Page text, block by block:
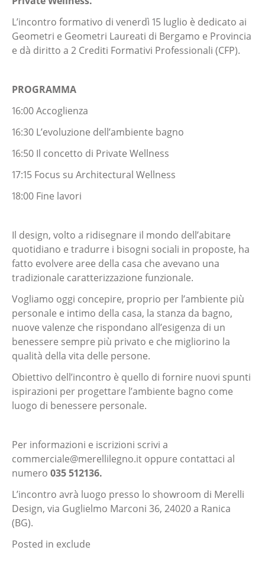
L’incontro formativo di venerdì 15 luglio è dedicato ai
Geometri e Geometri Laureati di Bergamo e Provincia
e dà diritto a 2 Crediti Formativi Professionali (CFP).
PROGRAMMA
16:00 Accoglienza
16:30 L’evoluzione dell’ambiente bagno
16:50 Il concetto di Private Wellness
17:15 Focus su Architectural Wellness
18:00 Fine lavori
Il design, volto a ridisegnare il mondo dell’abitare
quotidiano e tradurre i bisogni sociali in proposte, ha
fatto evolvere aree della casa che avevano una
tradizionale caratterizzazione funzionale.
Vogliamo oggi concepire, proprio per l’ambiente più
personale e intimo della casa, la stanza da bagno,
nuove valenze che rispondano all’esigenza di un
benessere sempre più privato e che migliorino la
qualità della vita delle persone.
Obiettivo dell’incontro è quello di fornire nuovi spunti
ispirazioni per progettare l’ambiente bagno come
luogo di benessere personale.
Per informazioni e iscrizioni scrivi a
commerciale@merellilegno.it oppure contattaci al
numero 035 512136.
L’incontro avrà luogo presso lo showroom di Merelli
Design, via Guglielmo Marconi 36, 24020 a Ranica
(BG).
Posted in exclude